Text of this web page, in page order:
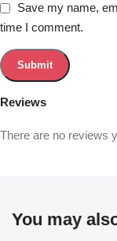
Reviews
There are no reviews
Save my name,
time I comment.
You may